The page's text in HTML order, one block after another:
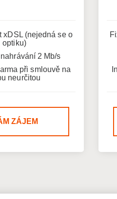
xDSL (nejedná se o
optiku)
2 Mb/s
při smlouvě na
neurčitou
ZÁJEM